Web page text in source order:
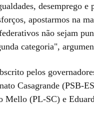
desemprego e
apostarmos na
não sejam
categoria",
pelos
Casagrande (PSB-
Mello (PL-SC) e